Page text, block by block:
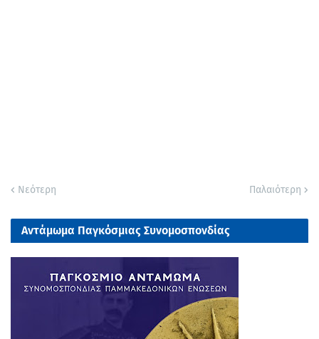
Νεότερη Παλαιότερη
Αντάμωμα Παγκόσμιας Συνομοσπονδίας
Παμμακεδονικών Ενώσεων